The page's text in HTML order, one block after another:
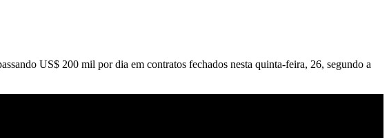
US$ 200 mil por dia em contratos fechados nesta quinta-feira, 26, segundo a